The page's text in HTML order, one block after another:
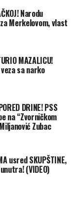
Narodu
Merkelovom, vlast
MAZALICU!
sa narko
DRINE! PSS
na “Zvorničkom
Zubac
usred SKUPŠTINE,
(VIDEO)